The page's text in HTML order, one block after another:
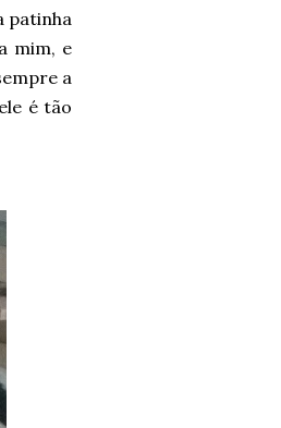
patinha
mim, e
a
é tão